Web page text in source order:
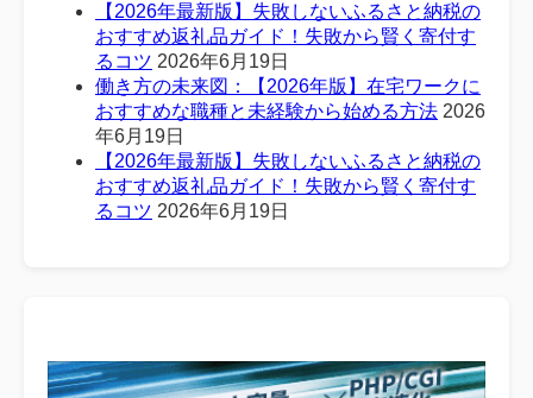
【2026年最新版】失敗しないふるさと納税の
おすすめ返礼品ガイド！失敗から賢く寄付す
るコツ 2026年6月19日
働き方の未来図：【2026年版】在宅ワークに
おすすめな職種と未経験から始める方法 2026
年6月19日
【2026年最新版】失敗しないふるさと納税の
おすすめ返礼品ガイド！失敗から賢く寄付す
るコツ 2026年6月19日